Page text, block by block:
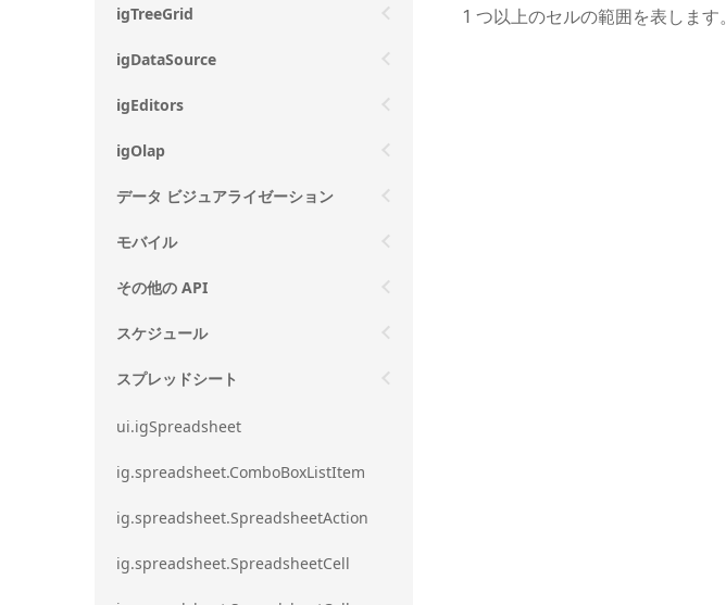
igTreeGrid
igDataSource
igEditors
igOlap
データ ビジュアライゼーション
モバイル
その他の API
スケジュール
スプレッドシート
ui.igSpreadsheet
ig.spreadsheet.ComboBoxListItem
ig.spreadsheet.SpreadsheetAction
ig.spreadsheet.SpreadsheetCell
1 つ以上のセルの範囲を表します。